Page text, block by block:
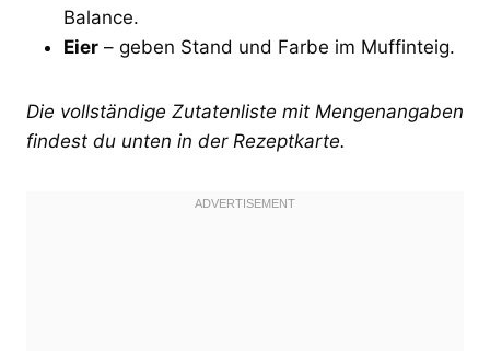
Balance.
Eier – geben Stand und Farbe im Muffinteig.
Die vollständige Zutatenliste mit Mengenangaben
findest du unten in der Rezeptkarte.